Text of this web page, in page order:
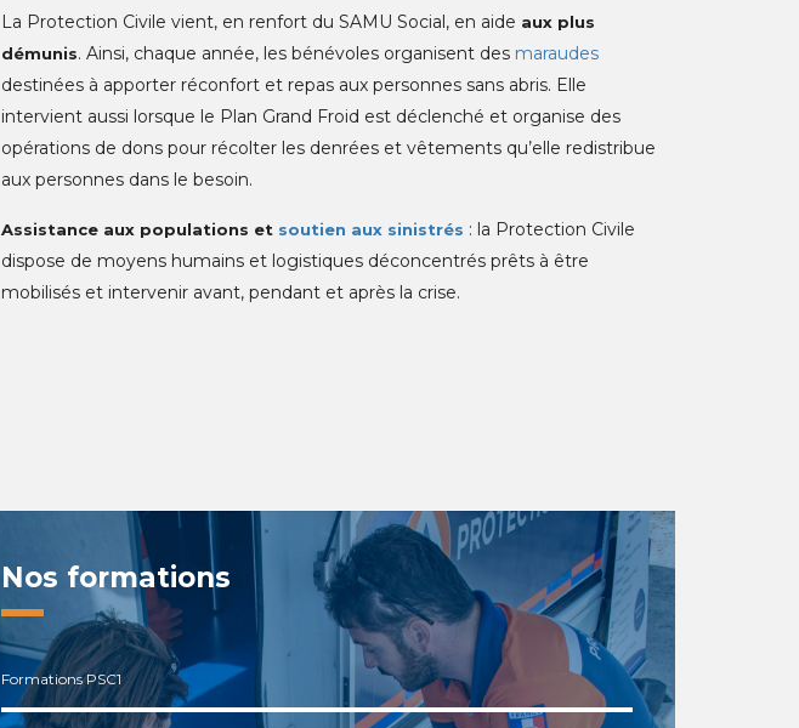
La Protection Civile vient, en renfort du SAMU Social, en aide aux plus
démunis. Ainsi, chaque année, les bénévoles organisent des maraudes
destinées à apporter réconfort et repas aux personnes sans abris. Elle
intervient aussi lorsque le Plan Grand Froid est déclenché et organise des
opérations de dons pour récolter les denrées et vêtements qu’elle redistribue
aux personnes dans le besoin.
Assistance aux populations et soutien aux sinistrés : la Protection Civile
dispose de moyens humains et logistiques déconcentrés prêts à être
mobilisés et intervenir avant, pendant et après la crise.
Nos formations
Formations PSC1